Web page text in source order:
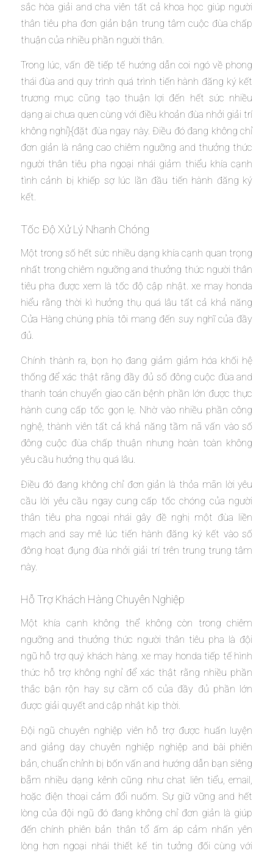
sắc hòa giải and cha viên tất cả khoa học giúp người
thân tiêu pha đơn giản bận trung tâm cuộc đùa chấp
thuận của nhiều phần người thân.
Trong lúc, vấn đề tiếp tế hướng dẫn coi ngó về phong
thái đùa and quy trình quá trình tiến hành đăng ký kết
trương mục cũng tạo thuận lợi đến hết sức nhiều
dạng ai chưa quen cùng với điều khoản đùa nhởi giải trí
không nghỉ}{đặt đùa ngay này. Điều đó đang không chỉ
đơn giản là nâng cao chiêm ngưỡng and thưởng thức
người thân tiêu pha ngoại nhái giảm thiểu khía cạnh
tình cảnh bị khiếp sợ lúc lần đầu tiến hành đăng ký
kết.
Tốc Độ Xử Lý Nhanh Chóng
Một trong số hết sức nhiều dạng khía cạnh quan trọng
nhất trong chiêm ngưỡng and thưởng thức người thân
tiêu pha được xem là tốc độ cập nhật. xe may honda
hiểu rằng thời kì hưởng thụ quá lâu tất cả khả năng
Cửa Hàng chúng phía tôi mang đến suy nghĩ của đầy
đủ.
Chính thành ra, bọn họ đang giảm giảm hóa khối hệ
thống để xác thật rằng đầy đủ số đông cuộc đùa and
thanh toán chuyển giao căn bệnh phần lớn được thực
hành cung cấp tốc gọn lẹ. Nhờ vào nhiều phần công
nghệ, thành viên tất cả khả năng tầm nã vấn vào số
đông cuộc đùa chấp thuận nhưng hoàn toàn không
yêu cầu hưởng thụ quá lâu.
Điều đó đang không chỉ đơn giản là thỏa mãn lời yêu
cầu lời yêu cầu ngay cung cấp tốc chóng của người
thân tiêu pha ngoại nhái gây đề nghị một đùa liền
mạch and say mê lúc tiến hành đăng ký kết vào số
đông hoạt đụng đùa nhởi giải trí trên trung trung tâm
này.
Hỗ Trợ Khách Hàng Chuyên Nghiệp
Một khía cạnh không thể không còn trong chiêm
ngưỡng and thưởng thức người thân tiêu pha là đội
ngũ hỗ trợ quý khách hàng. xe may honda tiếp tế hình
thức hỗ trợ không nghỉ để xác thật rằng nhiều phần
thắc bận rộn hay sự cầm cố của đầy đủ phần lớn
được giải quyết and cập nhật kịp thời.
Đội ngũ chuyên nghiệp viên hỗ trợ được huấn luyện
and giảng dạy chuyên nghiệp nghiệp and bài phiên
bản, chuẩn chỉnh bị bốn vấn and hướng dẫn bạn siêng
bẵm nhiều dạng kênh cũng như chat liên tiểu, email,
hoặc điện thoại cảm đổi nuốm. Sự giữ vững and hết
lòng của đội ngũ đó đang không chỉ đơn giản là giúp
đến chính phiên bản thân tổ ấm áp cảm nhấn yên
lòng hơn ngoại nhái thiết kế tin tưởng đối cùng với